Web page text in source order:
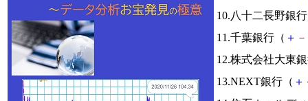
10.八十二長野銀
11.千葉銀行（ ＋ －
12.株式会社大東
13.NEXT銀行（ ＋